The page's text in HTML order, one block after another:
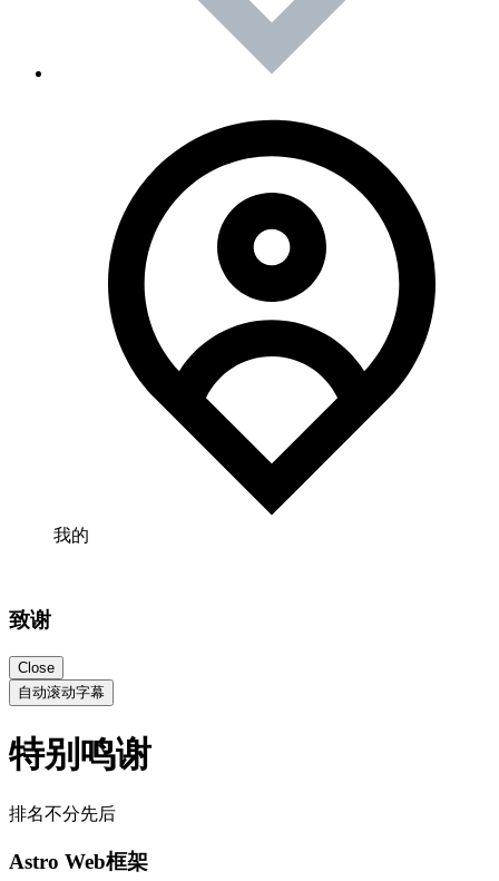
我的
致谢
Close
自动滚动字幕
特别鸣谢
排名不分先后
Astro Web框架